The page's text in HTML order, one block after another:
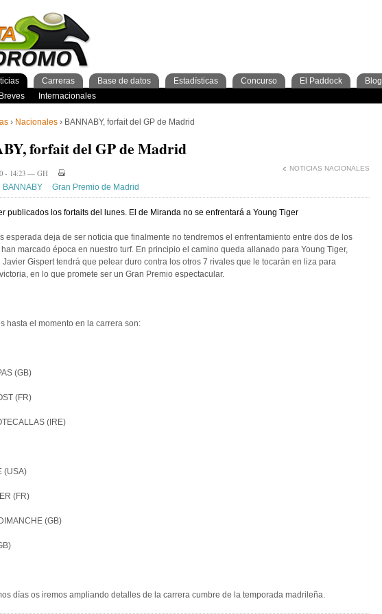
› Nacionales› BANNABY, forfait del GP de Madrid
forfait del GP de Madrid
- 14:23 — GH
NOTICIAS NACIONALES
BANNABY Gran Premio de Madrid
publicados los fortaits del lunes. El de Miranda no se enfrentará a Young Tiger
esperada deja de ser noticia que finalmente no tendremos el enfrentamiento entre dos de los
marcado época en nuestro turf. En principio el camino queda allanado para Young Tiger,
Gispert tendrá que pelear duro contra los otros 7 rivales que le tocarán en liza para
en lo que promete ser un Gran Premio espectacular.
hasta el momento en la carrera son:
(GB)
(FR)
(IRE)
(USA)
(FR)
(GB)
días os iremos ampliando detalles de la carrera cumbre de la temporada madrileña.
Breves Internacionales
Carreras
Programa Resultados
Base de datos
Jockeys
Estadísticas
2años 3años
Concurso
Clasificación general
El Paddock
Ferdemente
Blog